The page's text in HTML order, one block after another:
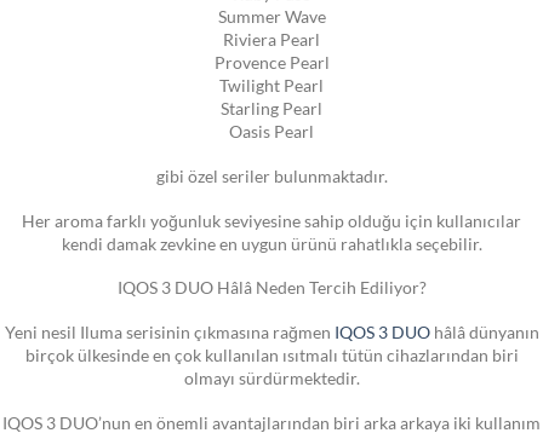
Summer Wave
Riviera Pearl
Provence Pearl
Twilight Pearl
Starling Pearl
Oasis Pearl
gibi özel seriler bulunmaktadır.
Her aroma farklı yoğunluk seviyesine sahip olduğu için kullanıcılar
kendi damak zevkine en uygun ürünü rahatlıkla seçebilir.
IQOS 3 DUO Hâlâ Neden Tercih Ediliyor?
Yeni nesil Iluma serisinin çıkmasına rağmen IQOS 3 DUOhâlâ dünyanın
birçok ülkesinde en çok kullanılan ısıtmalı tütün cihazlarından biri
olmayı sürdürmektedir.
IQOS 3 DUO’nun en önemli avantajlarından biri arka arkaya iki kullanım